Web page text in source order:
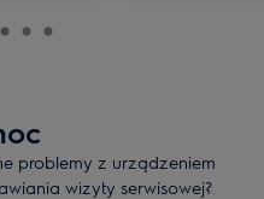
problemy z urządzeniem
wizyty serwisowej?